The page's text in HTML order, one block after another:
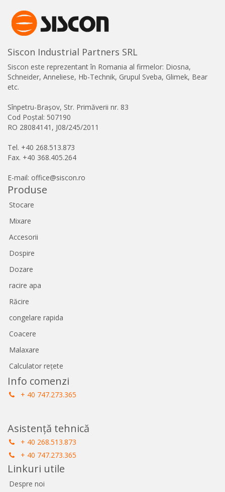
Siscon Industrial Partners SRL
Siscon este reprezentant în Romania al firmelor: Diosna,
Schneider, Anneliese, Hb-Technik, Grupul Sveba, Glimek, Bear
etc.
Sînpetru-Brașov, Str. Primăverii nr. 83
Cod Poștal: 507190
RO 28084141, J08/245/2011
Tel. +40 268.513.873
Fax. +40 368.405.264
E-mail: office@siscon.ro
Produse
Stocare
Mixare
Accesorii
Dospire
Dozare
racire apa
Răcire
congelare rapida
Coacere
Malaxare
Calculator rețete
Info comenzi
+ 40 747.273.365
Asistență tehnică
+ 40 268.513.873
+ 40 747.273.365
Linkuri utile
Despre noi